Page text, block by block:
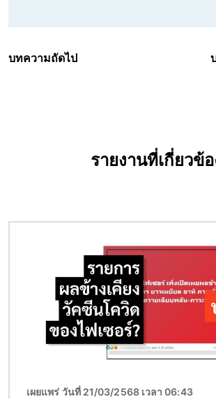
บทความถัดไป
รายงานที่เกี่ยวข้อ
เผยแพร่ วันที่ 21/03/2568 เวลา 06:43